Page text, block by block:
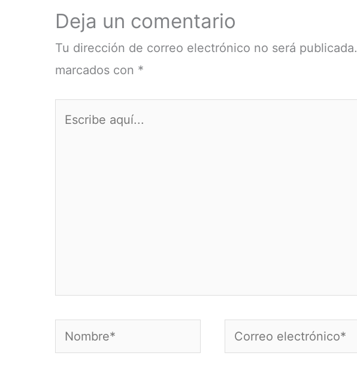
Deja un comentario
Tu dirección de correo electrónico no será publicada.
marcados con *
Nombre*
Correo
electrónico*